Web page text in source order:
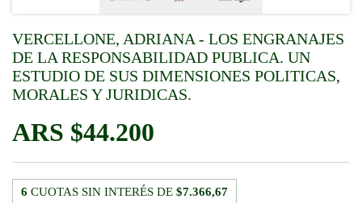
VERCELLONE, ADRIANA - LOS ENGRANAJES
DE LA RESPONSABILIDAD PUBLICA. UN
ESTUDIO DE SUS DIMENSIONES POLITICAS,
MORALES Y JURIDICAS.
$44.200
6 CUOTAS SIN INTERÉS DE $7.366,67